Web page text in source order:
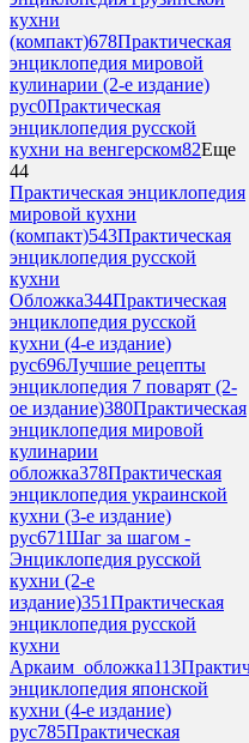
кухни
(компакт)678Практическая
энциклопедия мировой
кулинарии (2-е издание)
рус0Практическая
энциклопедия русской
кухни на венгерском82Еще
44
Практическая энциклопедия
мировой кухни
(компакт)543Практическая
энциклопедия русской
кухни
Обложка344Практическая
энциклопедия русской
кухни (4-е издание)
рус696Лучшие рецепты
энциклопедия 7 поварят (2-
ое издание)380Практическая
энциклопедия мировой
кулинарии
обложка378Практическая
энциклопедия украинской
кухни (3-е издание)
рус671Шаг за шагом -
Энциклопедия русской
кухни (2-е
издание)351Практическая
энциклопедия русской
кухни
Аркаим_обложка113
энциклопедия японской
кухни (4-е издание)
рус785Практическая